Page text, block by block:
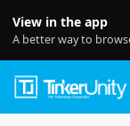
View in the app
A better way to